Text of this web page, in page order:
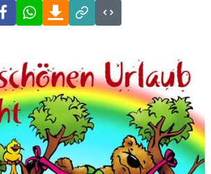
FacebookWhatsAppDownload
Link
Code